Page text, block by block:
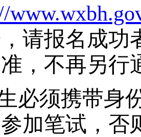
请报名成功
，不再另行
必须携带身
加笔试，否